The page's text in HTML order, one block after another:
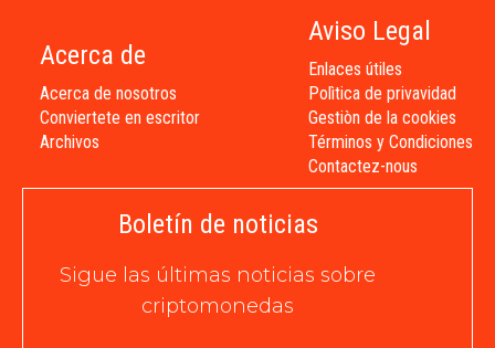
Acerca de
Acerca de nosotros
Conviertete en escritor
Archivos
Aviso Legal
Enlaces útiles
Polìtica de privavidad
Gestiòn de la cookies
Términos y Condiciones
Contactez-nous
Boletín de noticias
Sigue las últimas noticias sobre
criptomonedas